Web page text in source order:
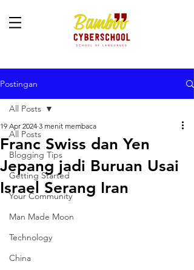
Postingan
All Posts
Blogging Tips
Getting Started
Your Community
Man Made Moon
Technology
China
All Posts
Franc Swiss dan Yen
Jepang jadi Buruan Usai
Israel Serang Iran
19 Apr 2024 3 menit membaca